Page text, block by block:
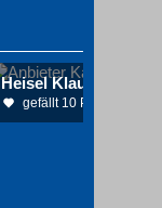
Heisel Klaus-Peter
gefällt 10 Personen